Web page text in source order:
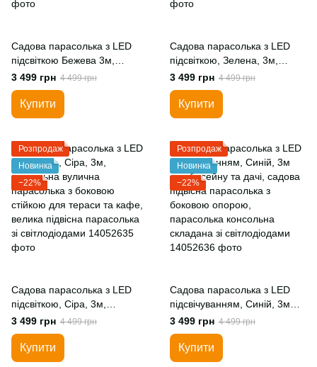
Садова парасолька з LED
підсвіткою Бежева 3м,
консольна вулична
парасолька з боковою
стійкою для тераси та кафе,
велика підвісна парасолька
3 499 грн 4 499 грн
Купити
Садова парасолька з LED
підсвіткою, Зелена, 3м,
консольна вулична
парасолька з боковою
стійкою для тераси та кафе,
велика підвісна парасолька
3 499 грн 4 499 грн
Купити
Розпродаж
Новинка
−22%
Садова парасолька з LED
підсвіткою, Сіра, 3м,
консольна вулична
парасолька з боковою
стійкою для тераси та кафе,
велика підвісна парасолька
3 499 грн 4 499 грн
Купити
Розпродаж
Новинка
−22%
Садова парасолька з LED
підсвічуванням, Синій, 3м
для басейну та дачі, садова
підвісна парасолька з
боковою опорою,
парасолька консольна
3 499 грн 4 499 грн
Купити